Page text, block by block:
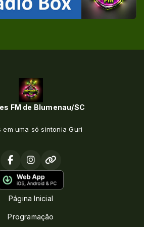
FM de Blumenau/SC
em uma só sintonia Guri
Página Inicial
Programação